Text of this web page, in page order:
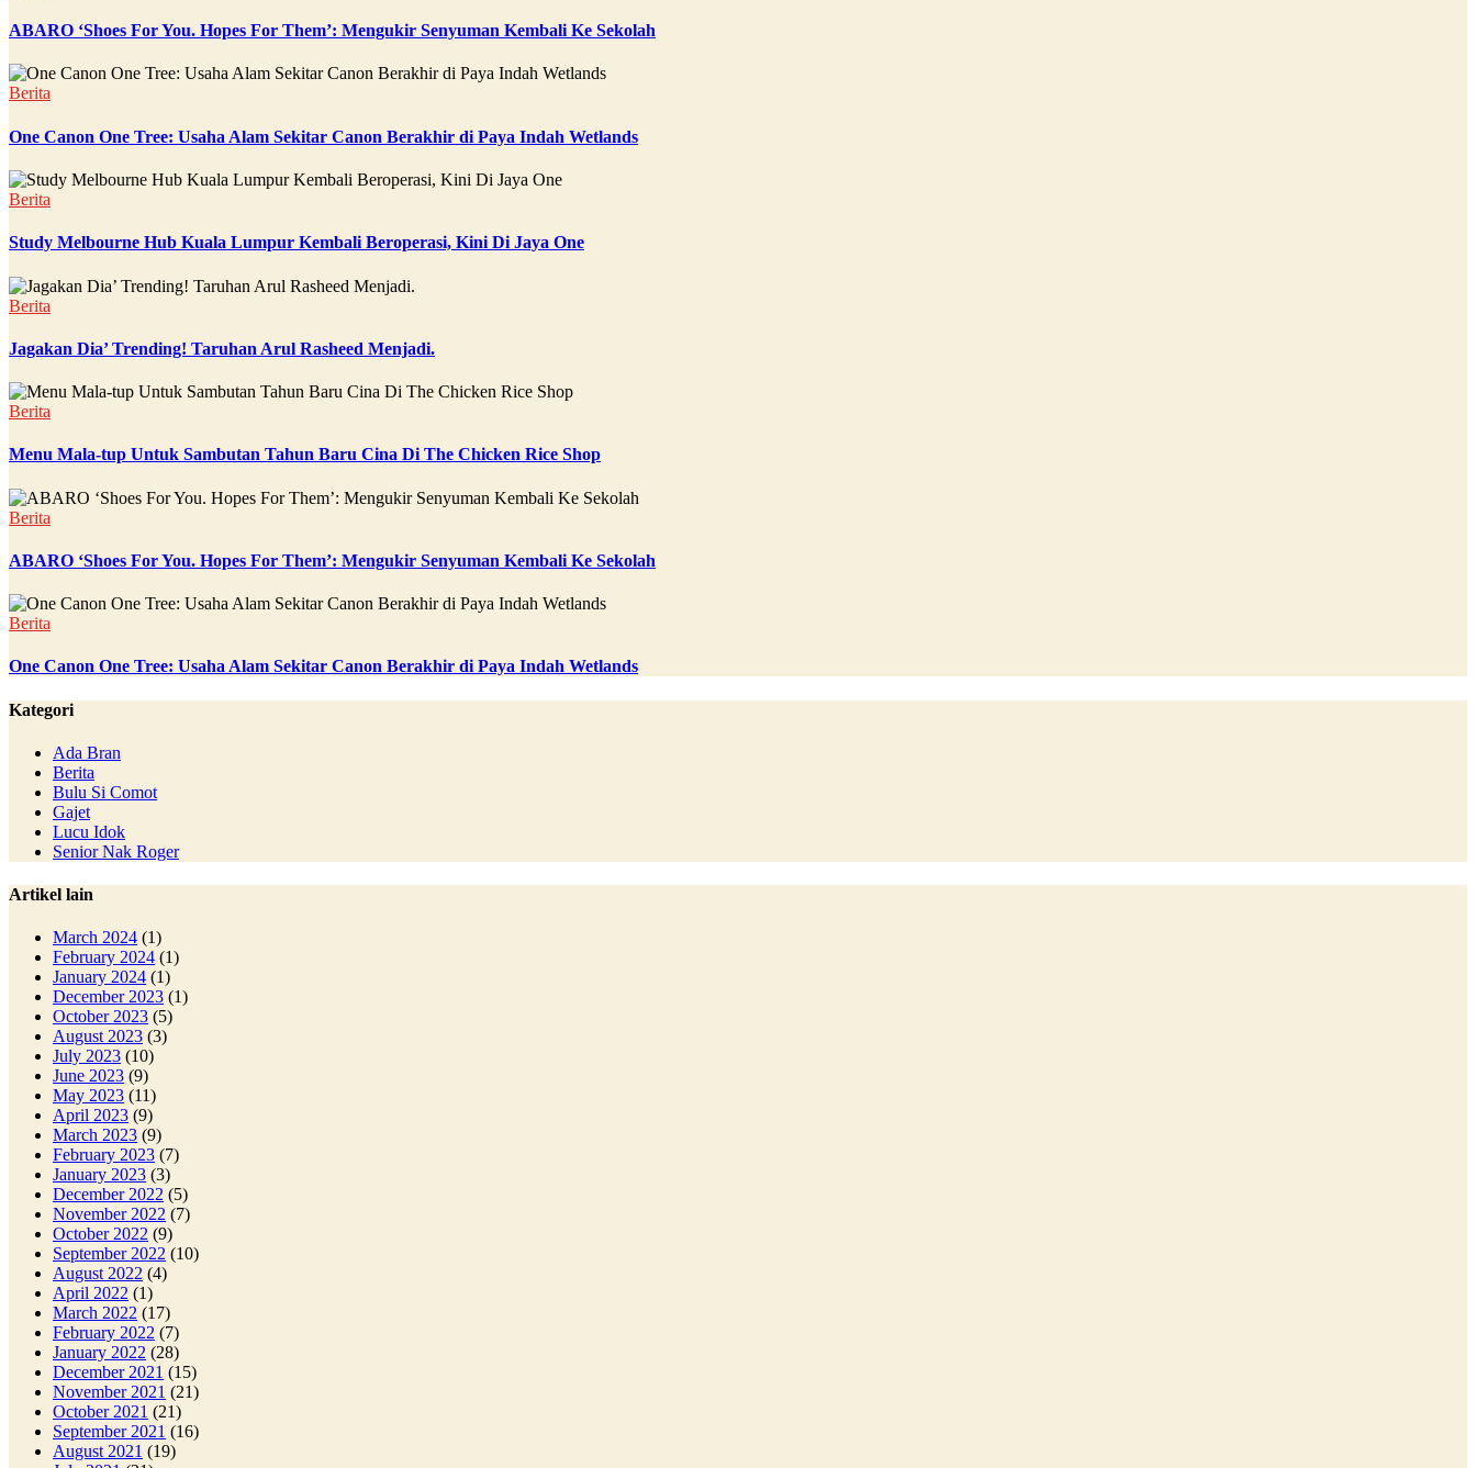
ABARO ‘Shoes For You. Hopes For Them’: Mengukir Senyuman Kembali Ke Sekolah
Berita
One Canon One Tree: Usaha Alam Sekitar Canon Berakhir di Paya Indah Wetlands
Berita
Study Melbourne Hub Kuala Lumpur Kembali Beroperasi, Kini Di Jaya One
Berita
Jagakan Dia’ Trending! Taruhan Arul Rasheed Menjadi.
Berita
Menu Mala-tup Untuk Sambutan Tahun Baru Cina Di The Chicken Rice Shop
Berita
ABARO ‘Shoes For You. Hopes For Them’: Mengukir Senyuman Kembali Ke Sekolah
Berita
One Canon One Tree: Usaha Alam Sekitar Canon Berakhir di Paya Indah Wetlands
Kategori
Ada Bran
Berita
Bulu Si Comot
Gajet
Lucu Idok
Senior Nak Roger
Artikel lain
March 2024 (1)
February 2024 (1)
January 2024 (1)
December 2023 (1)
October 2023 (5)
August 2023 (3)
July 2023 (10)
June 2023 (9)
May 2023 (11)
April 2023 (9)
March 2023 (9)
February 2023 (7)
January 2023 (3)
December 2022 (5)
November 2022 (7)
October 2022 (9)
September 2022 (10)
August 2022 (4)
April 2022 (1)
March 2022 (17)
February 2022 (7)
January 2022 (28)
December 2021 (15)
November 2021 (21)
October 2021 (21)
September 2021 (16)
August 2021 (19)